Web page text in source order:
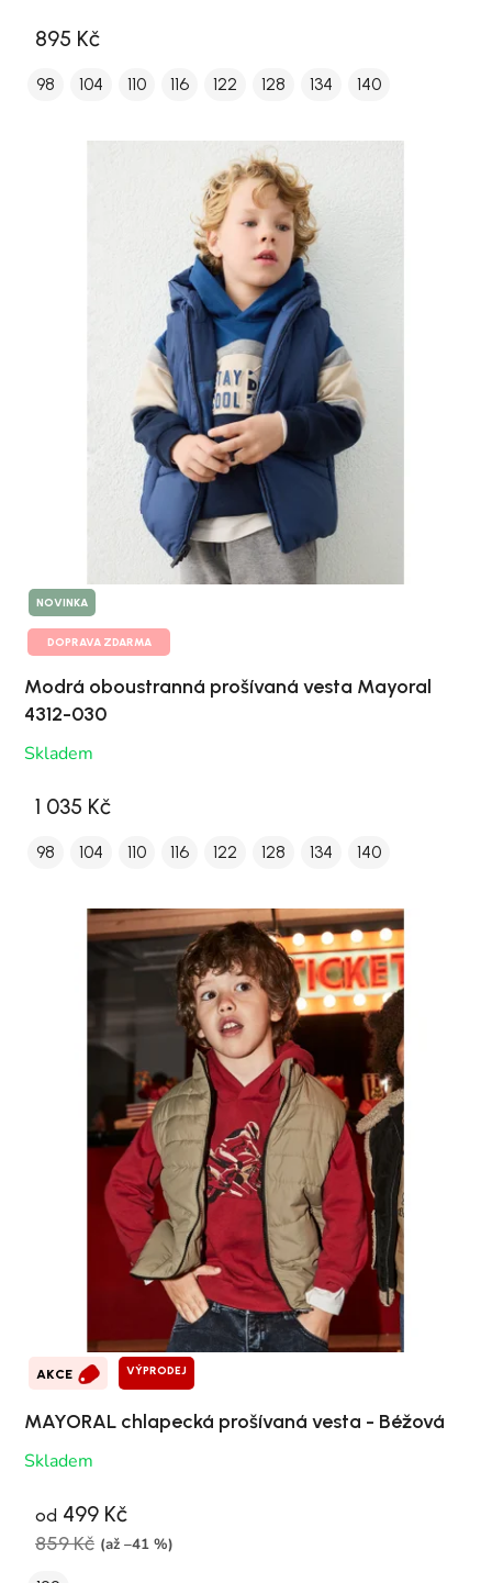
895 Kč
98 104 110 116 122 128 134 140
NOVINKA
DOPRAVA ZDARMA
Modrá oboustranná prošívaná vesta Mayoral
4312-030
Skladem
1 035 Kč
98 104 110 116 122 128 134 140
AKCE VÝPRODEJ
MAYORAL chlapecká prošívaná vesta - Béžová
Skladem
od 499 Kč
859 Kč (až –41 %)